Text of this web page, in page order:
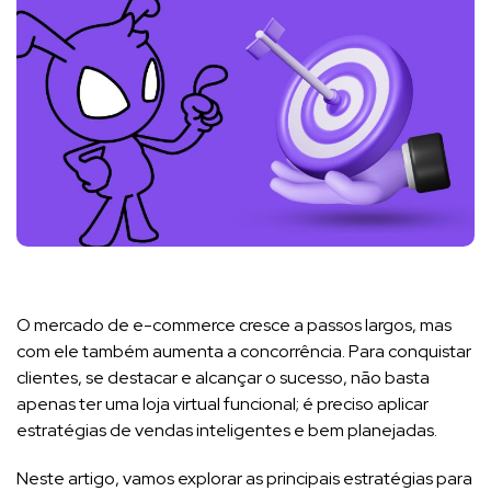
O mercado de e-commerce cresce a passos largos, mas
com ele também aumenta a concorrência. Para conquistar
clientes, se destacar e alcançar o sucesso, não basta
apenas ter uma loja virtual funcional; é preciso aplicar
estratégias de vendas inteligentes e bem planejadas.
Neste artigo, vamos explorar as principais estratégias para